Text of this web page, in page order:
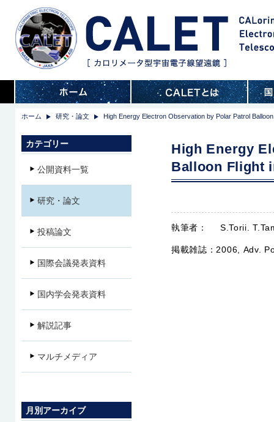
ホーム 研究・論文 High Energy Electron Observation by Polar Patrol
High Energy
Balloon Flight
執筆者： S.Torii.
掲載雑誌： 2006, Adv.
カテゴリー
公開資料一覧
研究・論文
投稿論文
国際会議発表資料
国内学会発表資料
解説記事
マルチメディア
月別アーカイブ